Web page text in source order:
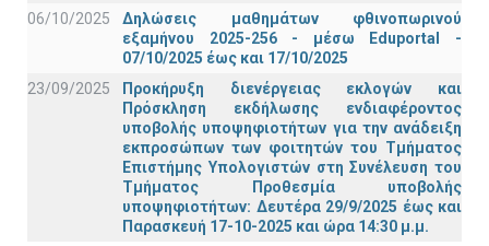
06/10/2025
Δηλώσεις μαθημάτων φθινοπωρινού
εξαμήνου 2025-256 - μέσω Εduportal -
07/10/2025 έως και 17/10/2025
23/09/2025
Προκήρυξη διενέργειας εκλογών και
Πρόσκληση εκδήλωσης ενδιαφέροντος
υποβολής υποψηφιοτήτων για την ανάδειξη
εκπροσώπων των φοιτητών του Τμήματος
Επιστήμης Υπολογιστών στη Συνέλευση του
Τμήματος Προθεσμία υποβολής
υποψηφιοτήτων: Δευτέρα 29/9/2025 έως και
Παρασκευή 17-10-2025 και ώρα 14:30 μ.μ.